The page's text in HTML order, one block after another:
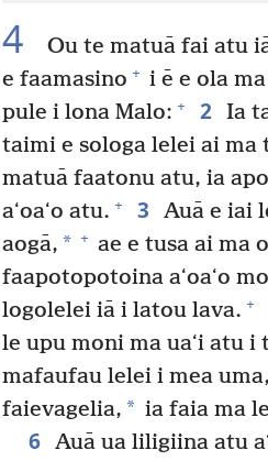
4
Ou te matuā fai atu
e faamasino + i ē e ola
pule i lona Malo: + 2 Ia
taimi e sologa lelei ai ma
matuā faatonu atu, ia
aʻoaʻo atu. + 3
Auā e iai
aogā, * + ae e tusa ai ma
faapotopotoina aʻoaʻo
logolelei iā i latou lava. +
le upu moni ma uaʻi atu i
mafaufau lelei i mea
faievagelia, * ia faia ma
6 Auā ua liligiina atu